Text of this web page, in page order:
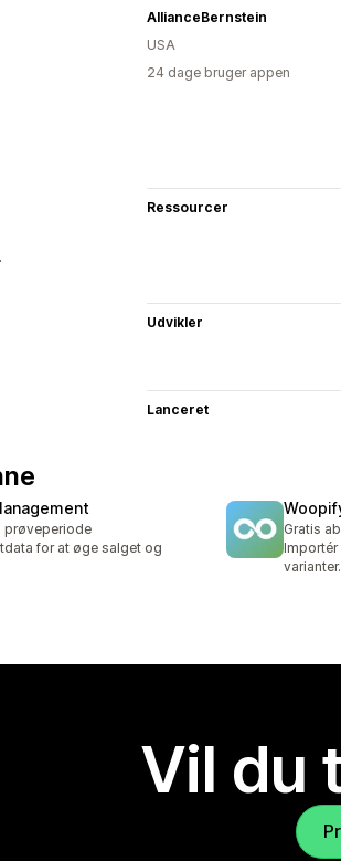
AllianceBernstein
USA
24 dage bruger appen
Ressourcer
Udvikler
Lanceret
prøveperiode
for at øge salget og
Gratis
varianter.
Vil du